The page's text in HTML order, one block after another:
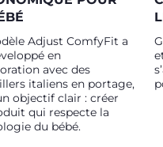
Adjust ComfyFit a
en
avec des
italiens en portage,
objectif clair : créer
qui respecte la
du bébé.